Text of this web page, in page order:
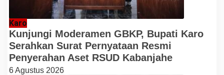
Karo
Kunjungi Moderamen GBKP, Bupati Karo
Serahkan Surat Pernyataan Resmi
Penyerahan Aset RSUD Kabanjahe
6 Agustus 2026